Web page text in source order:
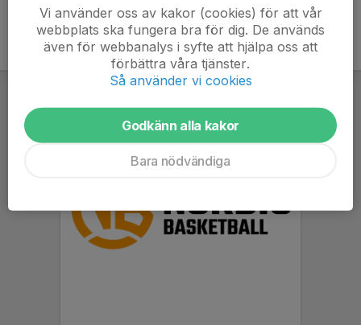
Vi använder oss av kakor (cookies) för att vår
webbplats ska fungera bra för dig. De används
även för webbanalys i syfte att hjälpa oss att
förbättra våra tjänster.
Så använder vi cookies
Godkänn alla kakor
Bara nödvändiga